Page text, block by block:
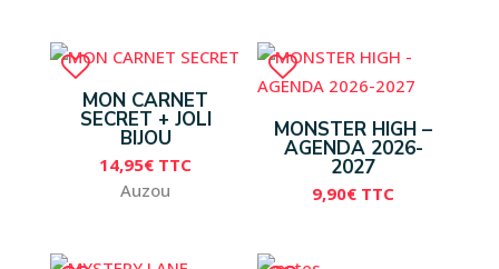
MON CARNET
SECRET + JOLI
BIJOU
14,95€ TTC
Auzou
MONSTER HIGH –
AGENDA 2026-
2027
9,90€ TTC